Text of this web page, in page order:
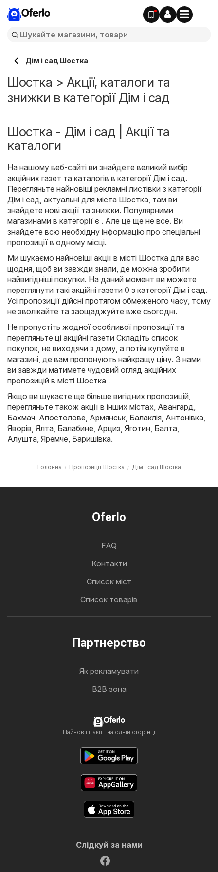
Oferlo
Дім і сад Шостка
Шостка > Акції, каталоги та
знижки в категорії Дім і сад
Шостка - Дім і сад | Акції та
каталоги
На нашому веб-сайті ви знайдете великий вибір
акційних газет та каталогів в категорії Дім і сад.
Перегляньте найновіші рекламні листівки з категорії
Дім і сад, актуальні для міста Шостка, там ви
знайдете нові акції та знижки. Популярними
магазинами в категорії є . Але це ще не все. Ви
знайдете всю необхідну інформацію про спеціальні
пропозиції в одному місці.
Ми шукаємо найновіші акції в місті Шостка для вас
щодня, щоб ви завжди знали, де можна зробити
найвигідніші покупки. На даний момент ви можете
переглянути такі акційні газети 0 з категорії Дім і сад.
Усі пропозиції дійсні протягом обмеженого часу, тому
не зволікайте та заощаджуйте вже сьогодні.
Не пропустіть жодної особливої пропозиції та
перегляньте ці акційні газети Складіть список
покупок, не виходячи з дому, а потім купуйте в
магазині, де вам пропонують найкращу ціну. З нами
ви завжди матимете чудовий огляд акційних
пропозицій в місті Шостка .
Якщо ви шукаєте ще більше вигідних пропозицій,
перегляньте також акції в інших містах, Авангард,
Бахмач, Апостолове, Армянськ, Балаклія, Антонівка,
Яворів, Ялта, Балабине, Арциз, Яготин, Балта,
Алушта, Яремче, Баришівка.
Головна Пропозиції Шостка Дім і сад Шостка
Oferlo
FAQ
Контакти
Cписок міст
Список товарів
Партнерство
Як рекламувати
B2B зона
Oferlo
Найновіші акції на одній сторінці
Слідкуй за нами